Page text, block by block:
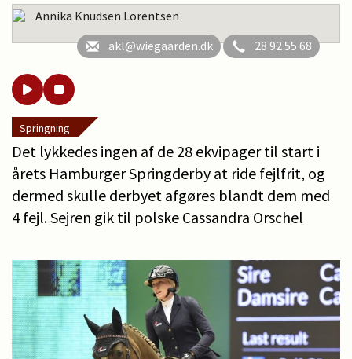
Annika Knudsen Lorentsen
akl@wiegaarden.dk
28 92 55 68
Springning
Det lykkedes ingen af de 28 ekvipager til start i
årets Hamburger Springderby at ride fejlfrit, og
dermed skulle derbyet afgøres blandt dem med
4 fejl. Sejren gik til polske Cassandra Orschel